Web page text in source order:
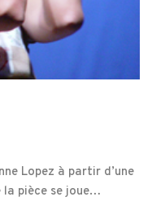
Lopez à partir d’une
pièce se joue…